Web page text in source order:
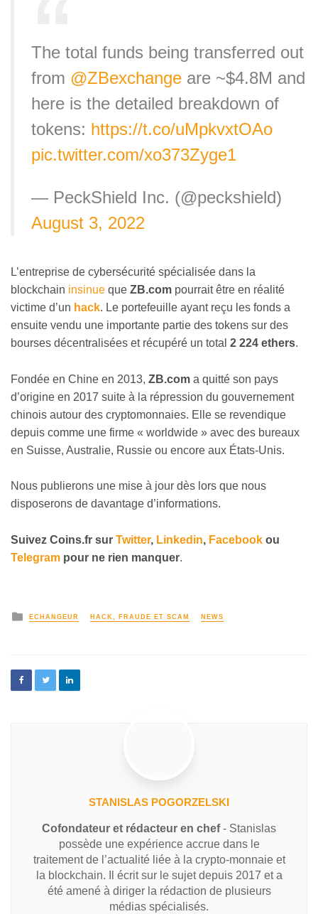
The total funds being transferred out
from @ZBexchange are ~$4.8M and
here is the detailed breakdown of
tokens: https://t.co/uMpkvxtOAo
pic.twitter.com/xo373Zyge1
— PeckShield Inc. (@peckshield)
August 3, 2022
L’entreprise de cybersécurité spécialisée dans la
blockchain insinue que ZB.com pourrait être en réalité
victime d’un hack. Le portefeuille ayant reçu les fonds a
ensuite vendu une importante partie des tokens sur des
bourses décentralisées et récupéré un total 2 224 ethers.
Fondée en Chine en 2013, ZB.com a quitté son pays
d’origine en 2017 suite à la répression du gouvernement
chinois autour des cryptomonnaies. Elle se revendique
depuis comme une firme « worldwide » avec des bureaux
en Suisse, Australie, Russie ou encore aux États-Unis.
Nous publierons une mise à jour dès lors que nous
disposerons de davantage d’informations.
Suivez Coins.fr sur Twitter, Linkedin, Facebook ou
Telegram pour ne rien manquer.
ECHANGEUR HACK, FRAUDE ET SCAM NEWS
STANISLAS POGORZELSKI
Cofondateur et rédacteur en chef- Stanislas
possède une expérience accrue dans le
traitement de l’actualité liée à la crypto-monnaie et
la blockchain. Il écrit sur le sujet depuis 2017 et a
été amené à diriger la rédaction de plusieurs
médias spécialisés.